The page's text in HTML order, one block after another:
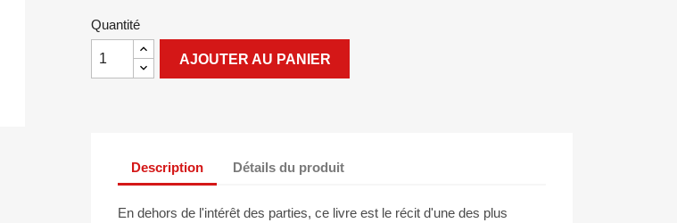
Quantité
AJOUTER AU PANIER
Description Détails du produit
En dehors de l'intérêt des parties, ce livre est le récit d'une des plus